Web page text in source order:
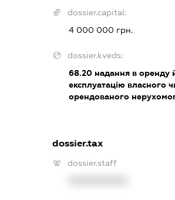
dossier.capital:
4 000 000 грн.
dossier.kveds:
68.20надання в оренду
експлуатацію власного
орендованого
dossier.tax
dossier.staff